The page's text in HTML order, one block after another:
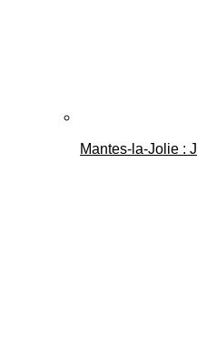
Mantes-la-Jolie :